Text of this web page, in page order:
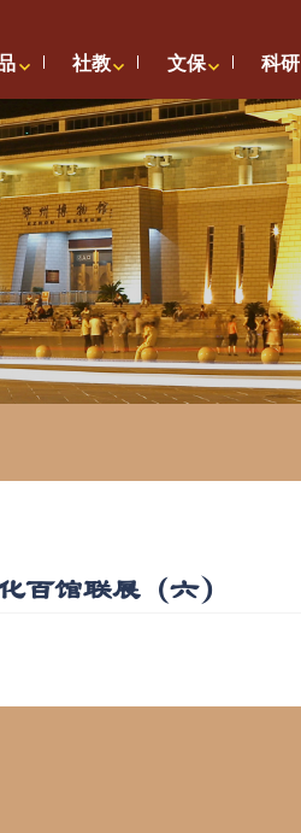
社教 文保 科研
百馆联展（六）